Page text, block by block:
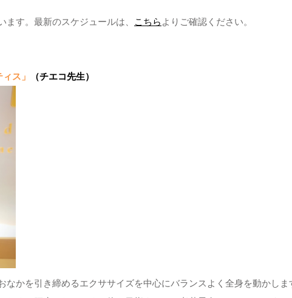
す。最新のスケジュールは、 こちら よりご確認ください。
ス」
（チエコ先生）
なかを引き締めるエクササイズを中心にバランスよく全身を動かしま